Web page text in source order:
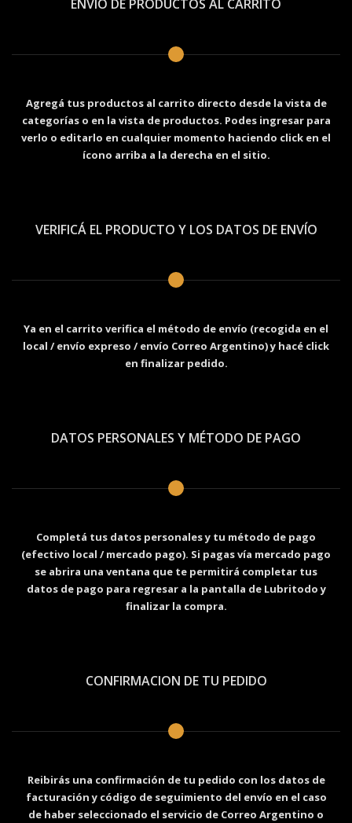
ENVIO DE PRODUCTOS AL CARRITO
Agregá tus productos al carrito directo desde la vista de
categorías o en la vista de productos. Podes ingresar para
verlo o editarlo en cualquier momento haciendo click en el
ícono arriba a la derecha en el sitio.
VERIFICÁ EL PRODUCTO Y LOS DATOS DE ENVÍO
Ya en el carrito verifica el método de envío (recogida en el
local / envío expreso / envío Correo Argentino) y hacé click
en finalizar pedido.
DATOS PERSONALES Y MÉTODO DE PAGO
Completá tus datos personales y tu método de pago
(efectivo local / mercado pago). Si pagas vía mercado pago
se abrira una ventana que te permitirá completar tus
datos de pago para regresar a la pantalla de Lubritodo y
finalizar la compra.
CONFIRMACION DE TU PEDIDO
Reibirás una confirmación de tu pedido con los datos de
facturación y código de seguimiento del envío en el caso
de haber seleccionado el servicio de Correo Argentino o